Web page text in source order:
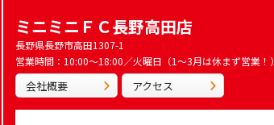
ミニミニＦＣ長野高田店
長野県長野市高田1307-1
営業時間：10:00～18:00／火曜日（1～3月は休まず営業！）
会社概要 アクセス